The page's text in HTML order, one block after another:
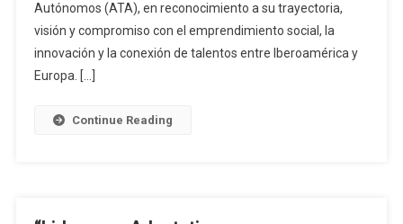
Autónomos (ATA), en reconocimiento a su trayectoria,
visión y compromiso con el emprendimiento social, la
innovación y la conexión de talentos entre Iberoamérica y
Europa. […]
Continue Reading